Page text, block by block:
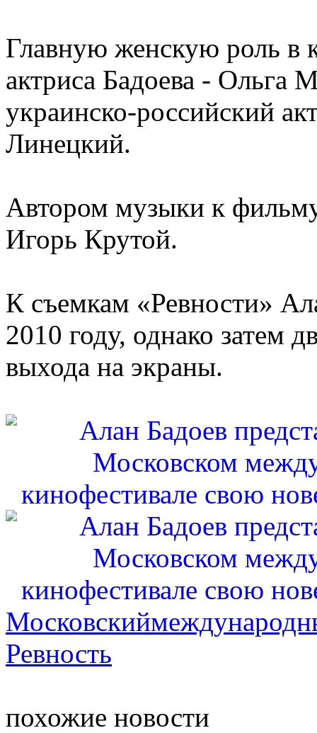
Главную женскую роль в
актриса Бадоева - Ольга
украинско-российский
Линецкий.
Автором музыки к
Игорь Крутой.
К съемкам «Ревности»
2010 году, однако затем
выхода на экраны.
Ревность
похожие новости